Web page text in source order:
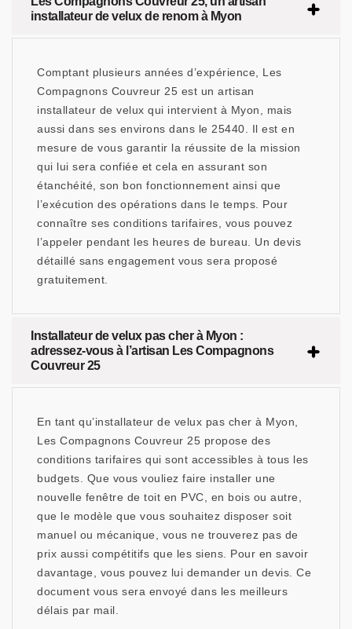
installateur de velux de renom à Myon
Comptant plusieurs années d’expérience, Les
Compagnons Couvreur 25 est un artisan
installateur de velux qui intervient à Myon, mais
aussi dans ses environs dans le 25440. Il est en
mesure de vous garantir la réussite de la mission
qui lui sera confiée et cela en assurant son
étanchéité, son bon fonctionnement ainsi que
l’exécution des opérations dans le temps. Pour
connaître ses conditions tarifaires, vous pouvez
l’appeler pendant les heures de bureau. Un devis
détaillé sans engagement vous sera proposé
gratuitement.
Installateur de velux pas cher à Myon :
adressez-vous à l’artisan Les Compagnons
Couvreur 25
En tant qu’installateur de velux pas cher à Myon,
Les Compagnons Couvreur 25 propose des
conditions tarifaires qui sont accessibles à tous les
budgets. Que vous vouliez faire installer une
nouvelle fenêtre de toit en PVC, en bois ou autre,
que le modèle que vous souhaitez disposer soit
manuel ou mécanique, vous ne trouverez pas de
prix aussi compétitifs que les siens. Pour en savoir
davantage, vous pouvez lui demander un devis. Ce
document vous sera envoyé dans les meilleurs
délais par mail.